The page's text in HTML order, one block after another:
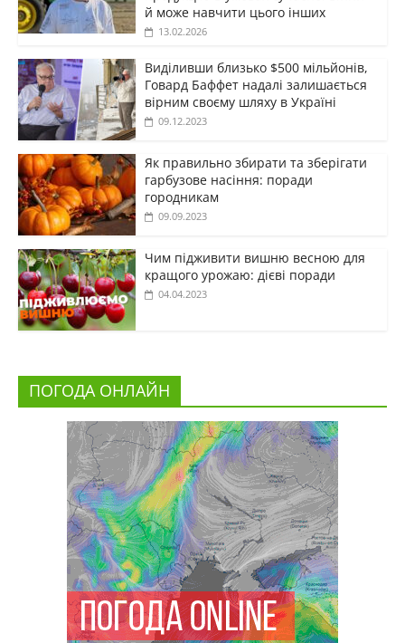
й може навчити цього інших
13.02.2026
Виділивши близько $500 мільйонів,
Говард Баффет надалі залишається
вірним своєму шляху в Україні
09.12.2023
Як правильно збирати та зберігати
гарбузове насіння: поради
городникам
09.09.2023
Чим підживити вишню весною для
кращого урожаю: дієві поради
04.04.2023
ПОГОДА ОНЛАЙН